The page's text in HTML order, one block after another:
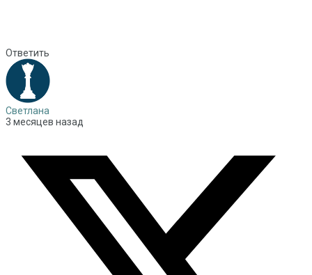
Ответить
Светлана
3 месяцев назад